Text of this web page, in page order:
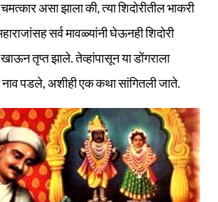
असा झाला की, त्या शिदोरीतील भाकरी
सर्व मावळ्यांनी घेऊनही शिदोरी
तृप्त झाले. तेव्हांपासून या डोंगराला
नाव पडले, अशीही एक कथा सांगितली जाते.